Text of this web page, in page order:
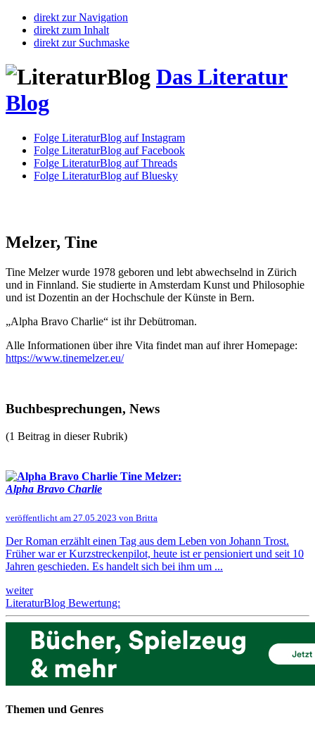
direkt zur Navigation
direkt zum Inhalt
direkt zur Suchmaske
Das Literatur
Blog
Folge LiteraturBlog auf Instagram
Folge LiteraturBlog auf Facebook
Folge LiteraturBlog auf Threads
Folge LiteraturBlog auf Bluesky
Melzer, Tine
Tine Melzer wurde 1978 geboren und lebt abwechselnd in Zürich
und in Finnland. Sie studierte in Amsterdam Kunst und Philosophie
und ist Dozentin an der Hochschule der Künste in Bern.
„Alpha Bravo Charlie“ ist ihr Debütroman.
Alle Informationen über ihre Vita findet man auf ihrer Homepage:
https://www.tinemelzer.eu/
Buchbesprechungen, News
(1 Beitrag in dieser Rubrik)
Tine Melzer:
Alpha Bravo Charlie
veröffentlicht am 27.05.2023 von Britta
Der Roman erzählt einen Tag aus dem Leben von Johann Trost.
Früher war er Kurzstreckenpilot, heute ist er pensioniert und seit 10
Jahren geschieden. Es handelt sich bei ihm um ...
weiter
LiteraturBlog Bewertung:
Themen und Genres